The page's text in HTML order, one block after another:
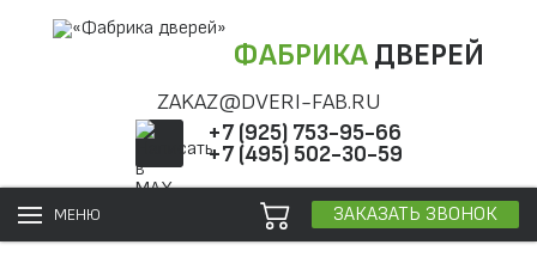
ФАБРИКАДВЕРЕЙ
ZAKAZ@DVERI-FAB.RU
+7 (925) 753-95-66
+7 (495) 502-30-59
МЕНЮ ЗАКАЗАТЬ ЗВОНОК